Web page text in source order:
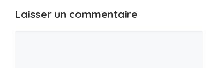
Laisser un commentaire